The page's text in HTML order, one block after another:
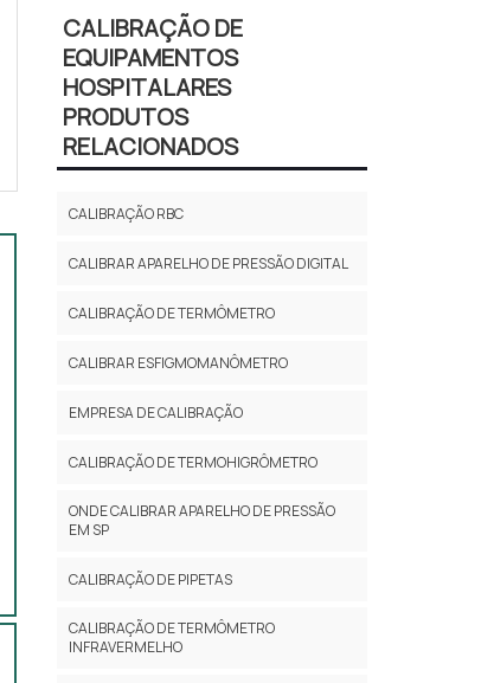
CALIBRAÇÃO DE
EQUIPAMENTOS
HOSPITALARES
PRODUTOS
RELACIONADOS
CALIBRAÇÃO RBC
CALIBRAR APARELHO DE PRESSÃO DIGITAL
CALIBRAÇÃO DE TERMÔMETRO
CALIBRAR ESFIGMOMANÔMETRO
EMPRESA DE CALIBRAÇÃO
CALIBRAÇÃO DE TERMOHIGRÔMETRO
ONDE CALIBRAR APARELHO DE PRESSÃO
EM SP
CALIBRAÇÃO DE PIPETAS
CALIBRAÇÃO DE TERMÔMETRO
INFRAVERMELHO